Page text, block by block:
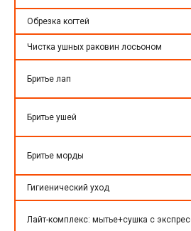
Обрезка когтей
Чистка ушных раковин лосьоном
Бритье лап
Бритье ушей
Бритье морды
Гигиенический уход
Лайт-комплекс: мытье+сушка с